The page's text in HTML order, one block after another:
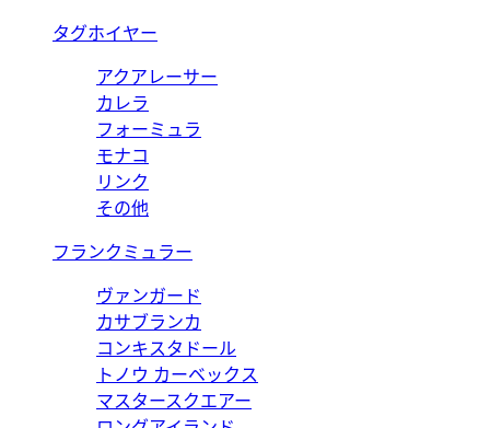
タグホイヤー
アクアレーサー
カレラ
フォーミュラ
モナコ
リンク
その他
フランクミュラー
ヴァンガード
カサブランカ
コンキスタドール
トノウ カーベックス
マスタースクエアー